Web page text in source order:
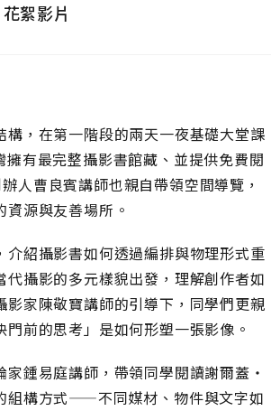
花絮影片
，在第一階段的兩天一夜基礎大堂課
有最完整攝影書館藏、並提供免費閱
人曹良賓講師也親自帶領空間導覽，
源與友善場所。
紹攝影書如何透過編排與物理形式重
攝影的多元樣貌出發，理解創作者如
家陳敬寶講師的引導下，同學們更親
前的思考」是如何形塑一張影像。
鍾易庭講師，帶領同學閱讀謝爾蓋・
組構方式——不同媒材、物件與文字如